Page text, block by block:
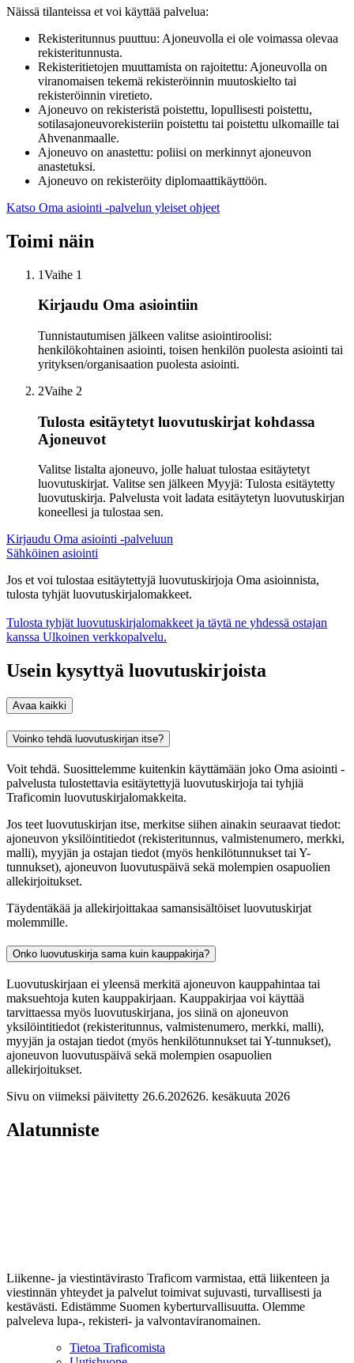
Näissä tilanteissa et voi käyttää palvelua:
Rekisteritunnus puuttuu: Ajoneuvolla ei ole voimassa olevaa
rekisteritunnusta.
Rekisteritietojen muuttamista on rajoitettu: Ajoneuvolla on
viranomaisen tekemä rekisteröinnin muutoskielto tai
rekisteröinnin viretieto.
Ajoneuvo on rekisteristä poistettu, lopullisesti poistettu,
sotilasajoneuvorekisteriin poistettu tai poistettu ulkomaille tai
Ahvenanmaalle.
Ajoneuvo on anastettu: poliisi on merkinnyt ajoneuvon
anastetuksi.
Ajoneuvo on rekisteröity diplomaattikäyttöön.
Katso Oma asiointi -palvelun yleiset ohjeet
Toimi näin
1Vaihe 1
Kirjaudu Oma asiointiin
Tunnistautumisen jälkeen valitse asiointiroolisi:
henkilökohtainen asiointi, toisen henkilön puolesta asiointi tai
yrityksen/organisaation puolesta asiointi.
2Vaihe 2
Tulosta esitäytetyt luovutuskirjat kohdassa
Ajoneuvot
Valitse listalta ajoneuvo, jolle haluat tulostaa esitäytetyt
luovutuskirjat. Valitse sen jälkeen Myyjä: Tulosta esitäytetty
luovutuskirja. Palvelusta voit ladata esitäytetyn luovutuskirjan
koneellesi ja tulostaa sen.
Kirjaudu Oma asiointi -palveluun
Sähköinen asiointi
Jos et voi tulostaa esitäytettyjä luovutuskirjoja Oma asioinnista,
tulosta tyhjät luovutuskirjalomakkeet.
Tulosta tyhjät luovutuskirjalomakkeet ja täytä ne yhdessä ostajan
kanssa Ulkoinen verkkopalvelu.
Usein kysyttyä luovutuskirjoista
Avaa kaikki
Voinko tehdä luovutuskirjan itse?
Voit tehdä. Suosittelemme kuitenkin käyttämään joko Oma asiointi -
palvelusta tulostettavia esitäytettyjä luovutuskirjoja tai tyhjiä
Traficomin luovutuskirjalomakkeita.
Jos teet luovutuskirjan itse, merkitse siihen ainakin seuraavat tiedot:
ajoneuvon yksilöintitiedot (rekisteritunnus, valmistenumero, merkki,
malli), myyjän ja ostajan tiedot (myös henkilötunnukset tai Y-
tunnukset), ajoneuvon luovutuspäivä sekä molempien osapuolien
allekirjoitukset.
Täydentäkää ja allekirjoittakaa samansisältöiset luovutuskirjat
molemmille.
Onko luovutuskirja sama kuin kauppakirja?
Luovutuskirjaan ei yleensä merkitä ajoneuvon kauppahintaa tai
maksuehtoja kuten kauppakirjaan. Kauppakirjaa voi käyttää
tarvittaessa myös luovutuskirjana, jos siinä on ajoneuvon
yksilöintitiedot (rekisteritunnus, valmistenumero, merkki, malli),
myyjän ja ostajan tiedot (myös henkilötunnukset tai Y-tunnukset),
ajoneuvon luovutuspäivä sekä molempien osapuolien
allekirjoitukset.
Sivu on viimeksi päivitetty 26.6.202626. kesäkuuta 2026
Alatunniste
Liikenne- ja viestintävirasto Traficom varmistaa, että liikenteen ja
viestinnän yhteydet ja palvelut toimivat sujuvasti, turvallisesti ja
kestävästi. Edistämme Suomen kyberturvallisuutta. Olemme
palveleva lupa-, rekisteri- ja valvontaviranomainen.
Tietoa Traficomista